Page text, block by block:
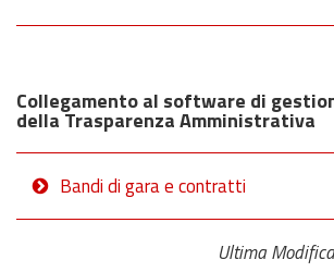
Collegamento al software di
della Trasparenza Amministrativa
Bandi di gara e contratti
Ultima